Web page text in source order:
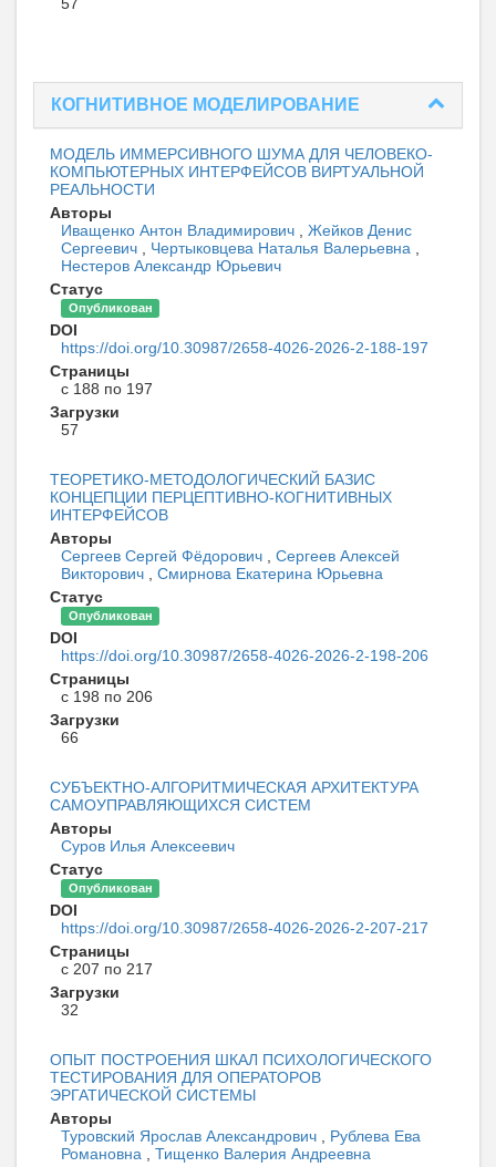
КОГНИТИВНОЕ МОДЕЛИРОВАНИЕ
МОДЕЛЬ ИММЕРСИВНОГО ШУМА ДЛЯ ЧЕЛОВЕКО-
КОМПЬЮТЕРНЫХ ИНТЕРФЕЙСОВ ВИРТУАЛЬНОЙ
РЕАЛЬНОСТИ
Авторы
Иващенко Антон Владимирович
Жейков Денис
Сергеевич
Чертыковцева Наталья Валерьевна
Нестеров Александр Юрьевич
Статус
Опубликован
DOI
https://doi.org/10.30987/2658-4026-2026-2-188-197
Страницы
с 188 по 197
Загрузки
57
ТЕОРЕТИКО-МЕТОДОЛОГИЧЕСКИЙ БАЗИС
КОНЦЕПЦИИ ПЕРЦЕПТИВНО-КОГНИТИВНЫХ
ИНТЕРФЕЙСОВ
Авторы
Сергеев Сергей Фёдорович
Сергеев Алексей
Викторович
Смирнова Екатерина Юрьевна
Статус
Опубликован
DOI
https://doi.org/10.30987/2658-4026-2026-2-198-206
Страницы
с 198 по 206
Загрузки
66
СУБЪЕКТНО-АЛГОРИТМИЧЕСКАЯ АРХИТЕКТУРА
САМОУПРАВЛЯЮЩИХСЯ СИСТЕМ
Авторы
Суров Илья Алексеевич
Статус
Опубликован
DOI
https://doi.org/10.30987/2658-4026-2026-2-207-217
Страницы
с 207 по 217
Загрузки
32
ОПЫТ ПОСТРОЕНИЯ ШКАЛ ПСИХОЛОГИЧЕСКОГО
ТЕСТИРОВАНИЯ ДЛЯ ОПЕРАТОРОВ
ЭРГАТИЧЕСКОЙ СИСТЕМЫ
Авторы
Туровский Ярослав Александрович
Рублева Ева
Романовна
Тищенко Валерия Андреевна